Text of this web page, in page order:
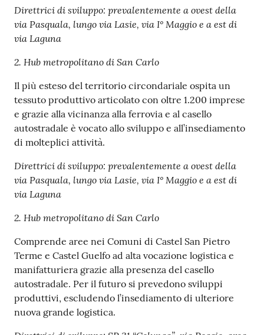
Direttrici di sviluppo: prevalentemente a ovest della
via Pasquala, lungo via Lasie, via I° Maggio e a est di
via Laguna
2. Hub metropolitano di San Carlo
Il più esteso del territorio circondariale ospita un
tessuto produttivo articolato con oltre 1.200 imprese
e grazie alla vicinanza alla ferrovia e al casello
autostradale è vocato allo sviluppo e all’insediamento
di molteplici attività.
Direttrici di sviluppo: prevalentemente a ovest della
via Pasquala, lungo via Lasie, via I° Maggio e a est di
via Laguna
2. Hub metropolitano di San Carlo
Comprende aree nei Comuni di Castel San Pietro
Terme e Castel Guelfo ad alta vocazione logistica e
manifatturiera grazie alla presenza del casello
autostradale. Per il futuro si prevedono sviluppi
produttivi, escludendo l’insediamento di ulteriore
nuova grande logistica.